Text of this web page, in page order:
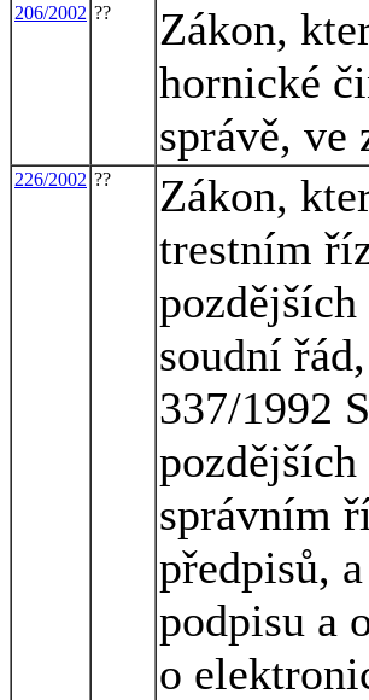
206/2002 ??
Zákon,
hornické
správě, ve
226/2002 ??
Zákon,
trestním
soudní
337/1992
správním
předpisů,
podpisu a
o